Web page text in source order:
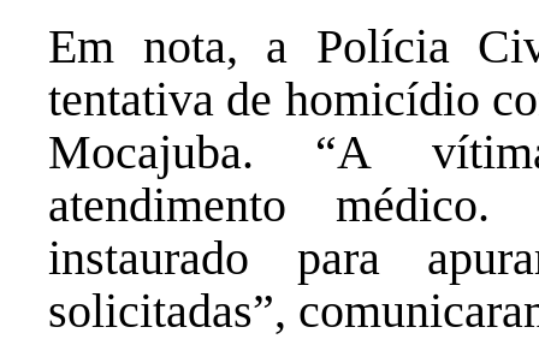
Em nota, a Polícia
tentativa de homicídio
Mocajuba. “A
atendimento
instaurado para
solicitadas”,